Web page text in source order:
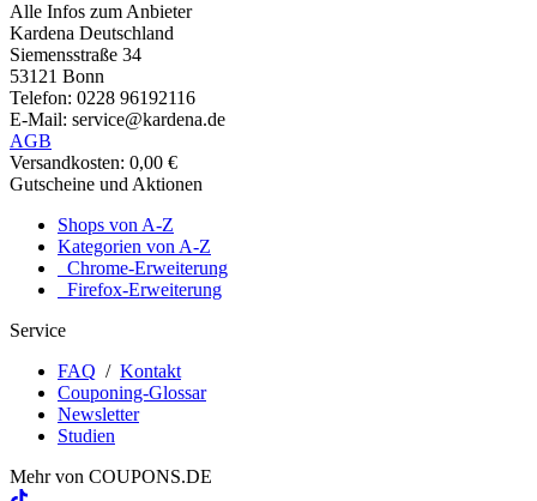
Alle Infos zum Anbieter
Kardena Deutschland
Siemensstraße 34
53121 Bonn
Telefon: 0228 96192116
E-Mail: service@kardena.de
AGB
Versandkosten: 0,00 €
Gutscheine und Aktionen
Shops von A-Z
Kategorien von A-Z
Chrome-Erweiterung
Firefox-Erweiterung
Service
FAQ / Kontakt
Couponing-Glossar
Newsletter
Studien
Mehr von COUPONS.DE